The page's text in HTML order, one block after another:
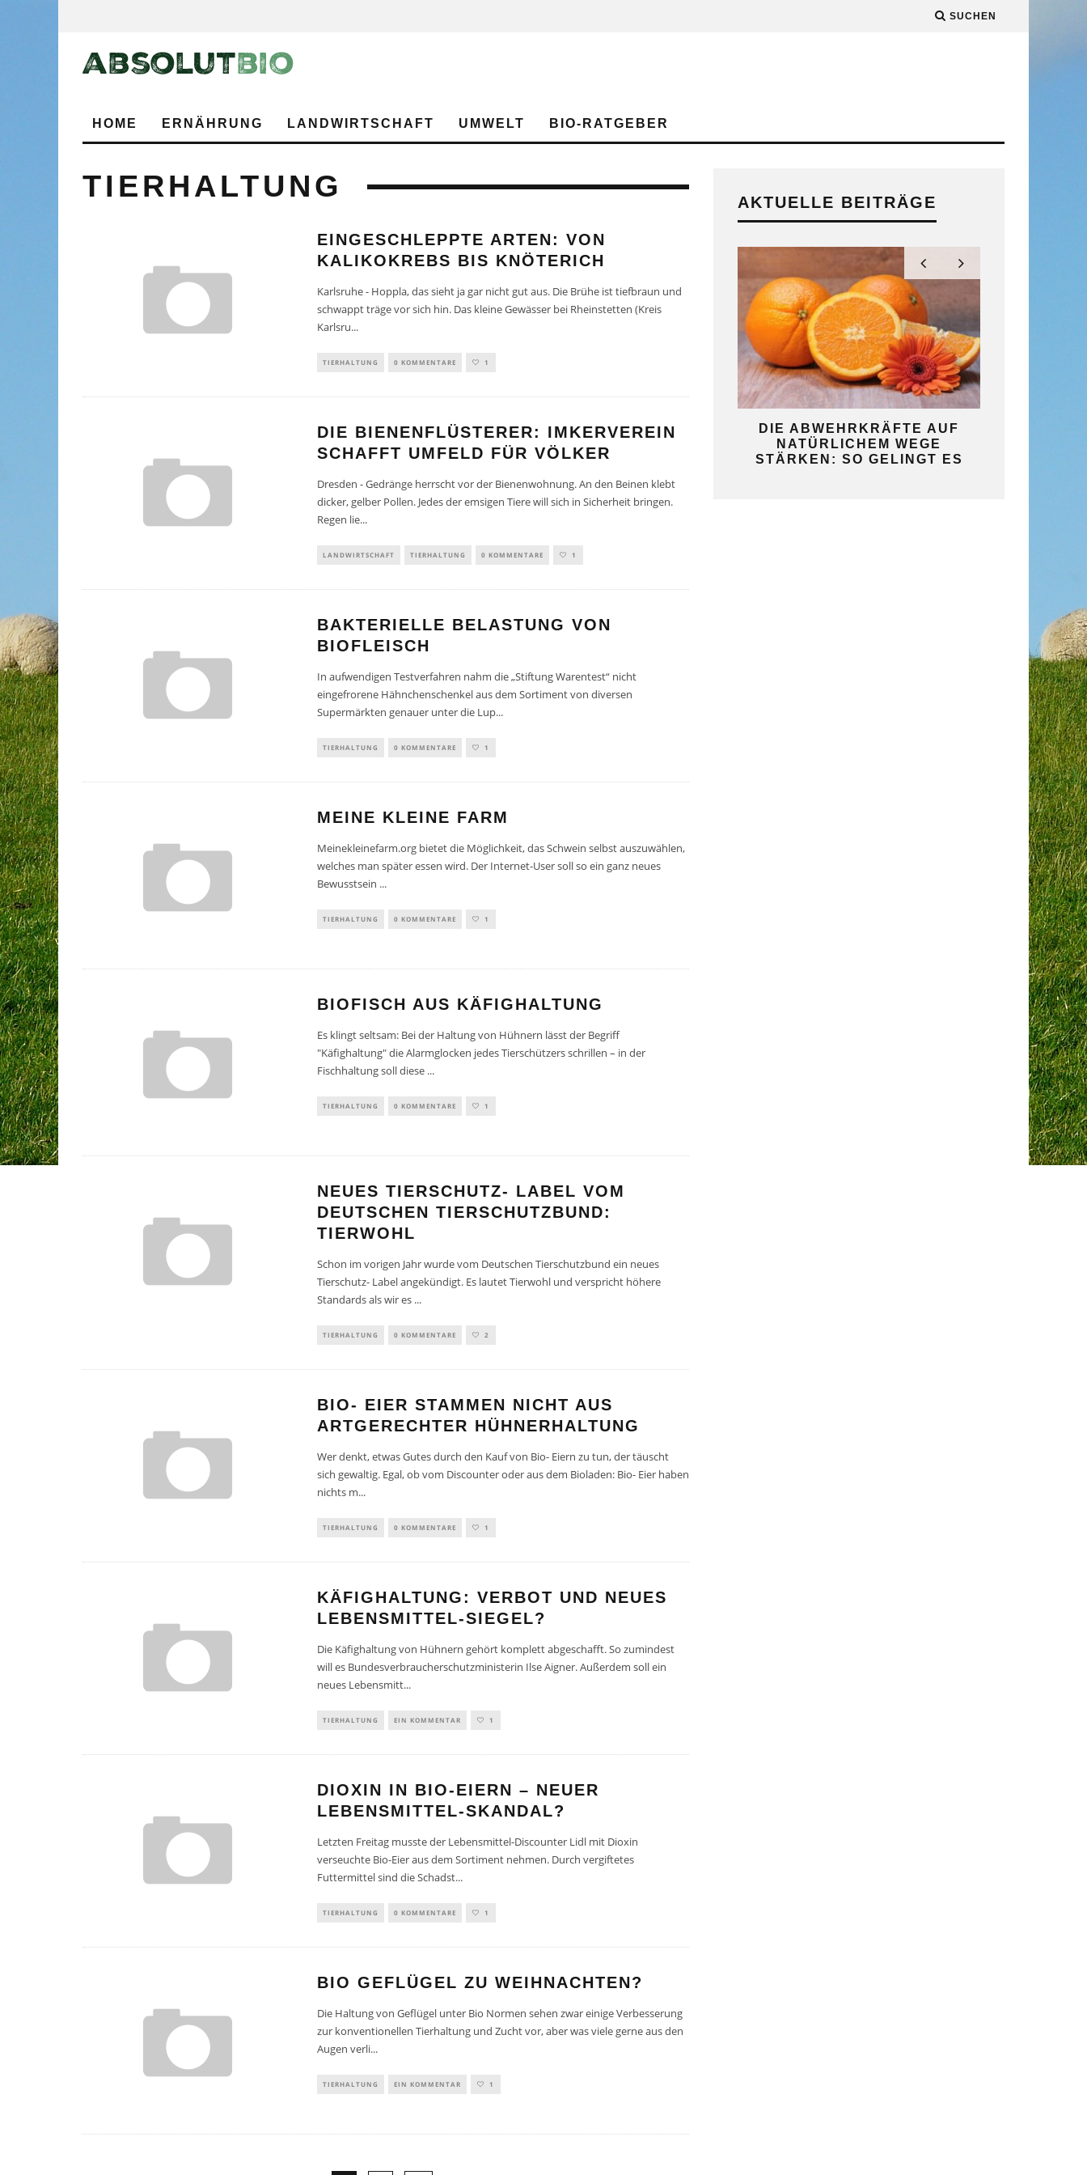
SUCHEN
HOME ERNÄHRUNG LANDWIRTSCHAFT UMWELT BIO-RATGEBER
TIERHALTUNG
EINGESCHLEPPTE ARTEN: VON
KALIKOKREBS BIS KNÖTERICH
Karlsruhe - Hoppla, das sieht ja gar nicht gut aus. Die Brühe ist tiefbraun und
schwappt träge vor sich hin. Das kleine Gewässer bei Rheinstetten (Kreis
Karlsru...
TIERHALTUNG 0 KOMMENTARE 1
DIE BIENENFLÜSTERER: IMKERVEREIN
SCHAFFT UMFELD FÜR VÖLKER
Dresden - Gedränge herrscht vor der Bienenwohnung. An den Beinen klebt
dicker, gelber Pollen. Jedes der emsigen Tiere will sich in Sicherheit bringen.
Regen lie...
LANDWIRTSCHAFT TIERHALTUNG 0 KOMMENTARE 1
BAKTERIELLE BELASTUNG VON
BIOFLEISCH
In aufwendigen Testverfahren nahm die „Stiftung Warentest“ nicht
eingefrorene Hähnchenschenkel aus dem Sortiment von diversen
Supermärkten genauer unter die Lup...
TIERHALTUNG 0 KOMMENTARE 1
MEINE KLEINE FARM
Meinekleinefarm.org bietet die Möglichkeit, das Schwein selbst auszuwählen,
welches man später essen wird. Der Internet-User soll so ein ganz neues
Bewusstsein ...
TIERHALTUNG 0 KOMMENTARE 1
BIOFISCH AUS KÄFIGHALTUNG
Es klingt seltsam: Bei der Haltung von Hühnern lässt der Begriff
"Käfighaltung" die Alarmglocken jedes Tierschützers schrillen – in der
Fischhaltung soll diese ...
TIERHALTUNG 0 KOMMENTARE 1
NEUES TIERSCHUTZ- LABEL VOM
DEUTSCHEN TIERSCHUTZBUND:
TIERWOHL
Schon im vorigen Jahr wurde vom Deutschen Tierschutzbund ein neues
Tierschutz- Label angekündigt. Es lautet Tierwohl und verspricht höhere
Standards als wir es ...
TIERHALTUNG 0 KOMMENTARE 2
BIO- EIER STAMMEN NICHT AUS
ARTGERECHTER HÜHNERHALTUNG
Wer denkt, etwas Gutes durch den Kauf von Bio- Eiern zu tun, der täuscht
sich gewaltig. Egal, ob vom Discounter oder aus dem Bioladen: Bio- Eier haben
nichts m...
TIERHALTUNG 0 KOMMENTARE 1
KÄFIGHALTUNG: VERBOT UND NEUES
LEBENSMITTEL-SIEGEL?
Die Käfighaltung von Hühnern gehört komplett abgeschafft. So zumindest
will es Bundesverbraucherschutzministerin Ilse Aigner. Außerdem soll ein
neues Lebensmitt...
TIERHALTUNG EIN KOMMENTAR 1
DIOXIN IN BIO-EIERN – NEUER
LEBENSMITTEL-SKANDAL?
Letzten Freitag musste der Lebensmittel-Discounter Lidl mit Dioxin
verseuchte Bio-Eier aus dem Sortiment nehmen. Durch vergiftetes
Futtermittel sind die Schadst...
TIERHALTUNG 0 KOMMENTARE 1
BIO GEFLÜGEL ZU WEIHNACHTEN?
Die Haltung von Geflügel unter Bio Normen sehen zwar einige Verbesserung
zur konventionellen Tierhaltung und Zucht vor, aber was viele gerne aus den
Augen verli...
TIERHALTUNG EIN KOMMENTAR 1
AKTUELLE BEITRÄGE
SAUNAGÄNGE SENKEN RISIKO
FÜR HERZ-KREISLAUF-
ERKRANKUNGEN
DIE ABWEHRKRÄFTE AUF
NATÜRLICHEM WEGE
STÄRKEN: SO GELINGT ES